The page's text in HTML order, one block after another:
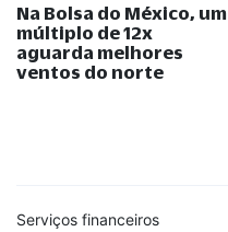
Na Bolsa do México, um
múltiplo de 12x
aguarda melhores
ventos do norte
Serviços financeiros